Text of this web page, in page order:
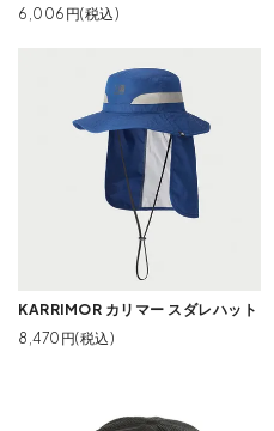
6,006円(税込)
KARRIMOR カリマー スダレハット
8,470円(税込)